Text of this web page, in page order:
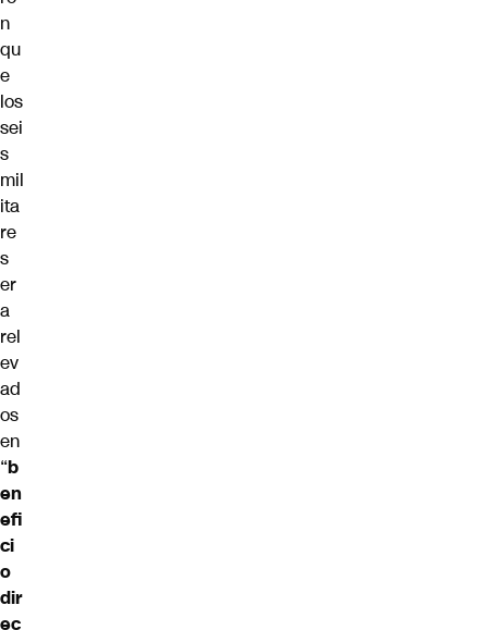
n
qu
e
los
sei
s
mil
ita
re
s
er
a
rel
ev
ad
os
en
“b
en
efi
ci
o
dir
ec